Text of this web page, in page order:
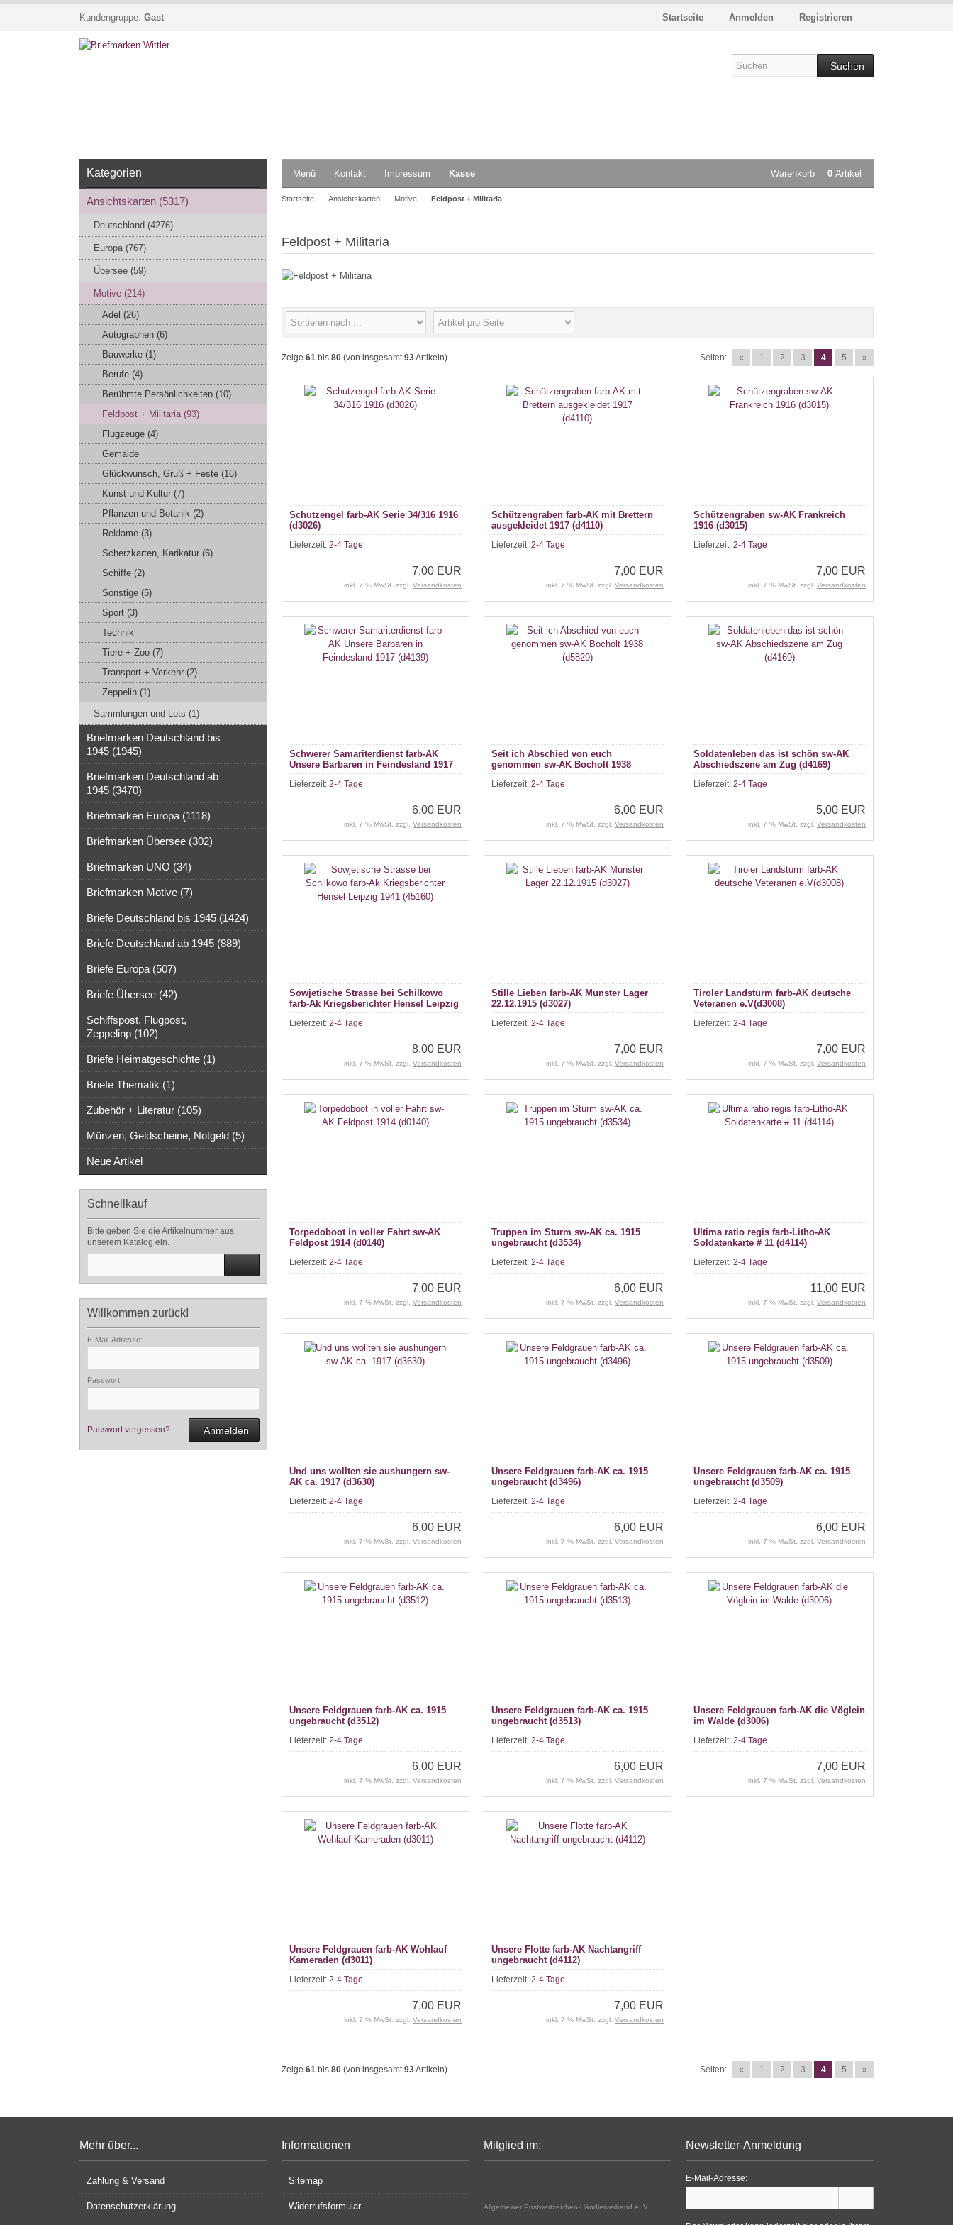
Kundengruppe: Gast Registrieren
Anmelden
Startseite
Suchen
Menü Kontakt Impressum Kasse Warenkorb 0 Artikel
Startseite Ansichtskarten Motive Feldpost + Militaria
Feldpost + Militaria
Zeige 61 bis 80 (von insgesamt93Artikeln) Seiten: « 1 2 3 4 5 »
Schutzengel farb-AK Serie 34/316 1916
(d3026)
Lieferzeit: 2-4 Tage
7,00 EUR
inkl. 7 % MwSt. zzgl. Versandkosten
Schützengraben farb-AK mit Brettern
ausgekleidet 1917 (d4110)
Lieferzeit: 2-4 Tage
7,00 EUR
inkl. 7 % MwSt. zzgl. Versandkosten
Schützengraben sw-AK Frankreich
1916 (d3015)
Lieferzeit: 2-4 Tage
7,00 EUR
inkl. 7 % MwSt. zzgl. Versandkosten
Schwerer Samariterdienst farb-AK
Unsere Barbaren in Feindesland 1917
(d4139)
Lieferzeit: 2-4 Tage
6,00 EUR
inkl. 7 % MwSt. zzgl. Versandkosten
Seit ich Abschied von euch
genommen sw-AK Bocholt 1938
(d5829)
Lieferzeit: 2-4 Tage
6,00 EUR
inkl. 7 % MwSt. zzgl. Versandkosten
Soldatenleben das ist schön sw-AK
Abschiedszene am Zug (d4169)
Lieferzeit: 2-4 Tage
5,00 EUR
inkl. 7 % MwSt. zzgl. Versandkosten
Sowjetische Strasse bei Schilkowo
farb-Ak Kriegsberichter Hensel Leipzig
1941 (45160)
Lieferzeit: 2-4 Tage
8,00 EUR
inkl. 7 % MwSt. zzgl. Versandkosten
Stille Lieben farb-AK Munster Lager
22.12.1915 (d3027)
Lieferzeit: 2-4 Tage
7,00 EUR
inkl. 7 % MwSt. zzgl. Versandkosten
Tiroler Landsturm farb-AK deutsche
Veteranen e.V(d3008)
Lieferzeit: 2-4 Tage
7,00 EUR
inkl. 7 % MwSt. zzgl. Versandkosten
Torpedoboot in voller Fahrt sw-AK
Feldpost 1914 (d0140)
Lieferzeit: 2-4 Tage
7,00 EUR
inkl. 7 % MwSt. zzgl. Versandkosten
Truppen im Sturm sw-AK ca. 1915
ungebraucht (d3534)
Lieferzeit: 2-4 Tage
6,00 EUR
inkl. 7 % MwSt. zzgl. Versandkosten
Ultima ratio regis farb-Litho-AK
Soldatenkarte # 11 (d4114)
Lieferzeit: 2-4 Tage
11,00 EUR
inkl. 7 % MwSt. zzgl. Versandkosten
Und uns wollten sie aushungern sw-
AK ca. 1917 (d3630)
Lieferzeit: 2-4 Tage
6,00 EUR
inkl. 7 % MwSt. zzgl. Versandkosten
Unsere Feldgrauen farb-AK ca. 1915
ungebraucht (d3496)
Lieferzeit: 2-4 Tage
6,00 EUR
inkl. 7 % MwSt. zzgl. Versandkosten
Unsere Feldgrauen farb-AK ca. 1915
ungebraucht (d3509)
Lieferzeit: 2-4 Tage
6,00 EUR
inkl. 7 % MwSt. zzgl. Versandkosten
Unsere Feldgrauen farb-AK ca. 1915
ungebraucht (d3512)
Lieferzeit: 2-4 Tage
6,00 EUR
inkl. 7 % MwSt. zzgl. Versandkosten
Unsere Feldgrauen farb-AK ca. 1915
ungebraucht (d3513)
Lieferzeit: 2-4 Tage
6,00 EUR
inkl. 7 % MwSt. zzgl. Versandkosten
Unsere Feldgrauen farb-AK die Vöglein
im Walde (d3006)
Lieferzeit: 2-4 Tage
7,00 EUR
inkl. 7 % MwSt. zzgl. Versandkosten
Unsere Feldgrauen farb-AK Wohlauf
Kameraden (d3011)
Lieferzeit: 2-4 Tage
7,00 EUR
inkl. 7 % MwSt. zzgl. Versandkosten
Unsere Flotte farb-AK Nachtangriff
ungebraucht (d4112)
Lieferzeit: 2-4 Tage
7,00 EUR
inkl. 7 % MwSt. zzgl. Versandkosten
Zeige 61 bis 80 (von insgesamt93Artikeln) Seiten: « 1 2 3 4 5 »
Kategorien
Ansichtskarten (5317)
Deutschland (4276)
Europa (767)
Übersee (59)
Motive (214)
Adel (26)
Autographen (6)
Bauwerke (1)
Berufe (4)
Berühmte Persönlichkeiten (10)
Feldpost + Militaria (93)
Flugzeuge (4)
Gemälde
Glückwunsch, Gruß + Feste (16)
Kunst und Kultur (7)
Pflanzen und Botanik (2)
Reklame (3)
Scherzkarten, Karikatur (6)
Schiffe (2)
Sonstige (5)
Sport (3)
Technik
Tiere + Zoo (7)
Transport + Verkehr (2)
Zeppelin (1)
Sammlungen und Lots (1)
Briefmarken Deutschland bis
1945 (1945)
Briefmarken Deutschland ab
1945 (3470)
Briefmarken Europa (1118)
Briefmarken Übersee (302)
Briefmarken UNO (34)
Briefmarken Motive (7)
Briefe Deutschland bis 1945 (1424)
Briefe Deutschland ab 1945 (889)
Briefe Europa (507)
Briefe Übersee (42)
Schiffspost, Flugpost,
Zeppelinp (102)
Briefe Heimatgeschichte (1)
Briefe Thematik (1)
Zubehör + Literatur (105)
Münzen, Geldscheine, Notgeld (5)
Neue Artikel
Schnellkauf
Bitte geben Sie die Artikelnummer aus
unserem Katalog ein.
Willkommen zurück!
E-Mail-Adresse:
Passwort:
Passwort vergessen? Anmelden
Mehr über...
Zahlung & Versand
Datenschutzerklärung
Informationen
Sitemap
Widerrufsformular
Mitglied im:
Allgemeiner Postwertzeichen-Händlerverband e. V.
Newsletter-Anmeldung
E-Mail-Adresse: